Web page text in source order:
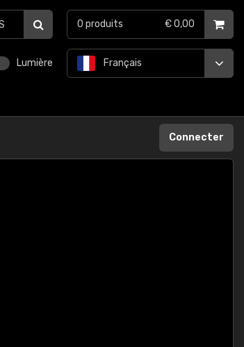
Lumière Français
0 produits € 0,00
Connecter